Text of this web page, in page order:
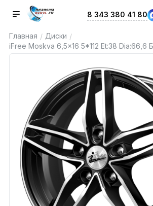
8 343 380 41 80
Главная / Диски /
iFree Moskva 6,5x16 5*112 Et:38 Dia:66,6